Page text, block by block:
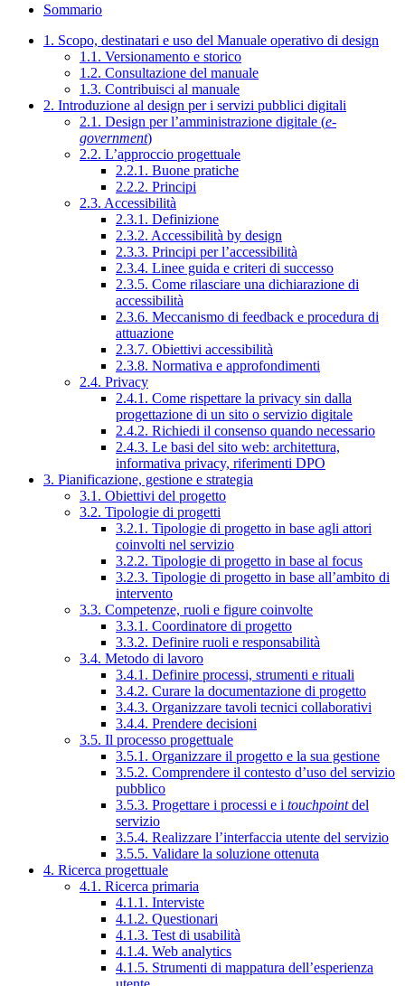
Sommario
1. Scopo, destinatari e uso del Manuale operativo di design
1.1. Versionamento e storico
1.2. Consultazione del manuale
1.3. Contribuisci al manuale
2. Introduzione al design per i servizi pubblici digitali
2.1. Design per l’amministrazione digitale (e-
government)
2.2. L’approccio progettuale
2.2.1. Buone pratiche
2.2.2. Principi
2.3. Accessibilità
2.3.1. Definizione
2.3.2. Accessibilità by design
2.3.3. Principi per l’accessibilità
2.3.4. Linee guida e criteri di successo
2.3.5. Come rilasciare una dichiarazione di
accessibilità
2.3.6. Meccanismo di feedback e procedura di
attuazione
2.3.7. Obiettivi accessibilità
2.3.8. Normativa e approfondimenti
2.4. Privacy
2.4.1. Come rispettare la privacy sin dalla
progettazione di un sito o servizio digitale
2.4.2. Richiedi il consenso quando necessario
2.4.3. Le basi del sito web: architettura,
informativa privacy, riferimenti DPO
3. Pianificazione, gestione e strategia
3.1. Obiettivi del progetto
3.2. Tipologie di progetti
3.2.1. Tipologie di progetto in base agli attori
coinvolti nel servizio
3.2.2. Tipologie di progetto in base al focus
3.2.3. Tipologie di progetto in base all’ambito di
intervento
3.3. Competenze, ruoli e figure coinvolte
3.3.1. Coordinatore di progetto
3.3.2. Definire ruoli e responsabilità
3.4. Metodo di lavoro
3.4.1. Definire processi, strumenti e rituali
3.4.2. Curare la documentazione di progetto
3.4.3. Organizzare tavoli tecnici collaborativi
3.4.4. Prendere decisioni
3.5. Il processo progettuale
3.5.1. Organizzare il progetto e la sua gestione
3.5.2. Comprendere il contesto d’uso del servizio
pubblico
3.5.3. Progettare i processi e i touchpointdel
servizio
3.5.4. Realizzare l’interfaccia utente del servizio
3.5.5. Validare la soluzione ottenuta
4. Ricerca progettuale
4.1. Ricerca primaria
4.1.1. Interviste
4.1.2. Questionari
4.1.3. Test di usabilità
4.1.4. Web analytics
4.1.5. Strumenti di mappatura dell’esperienza